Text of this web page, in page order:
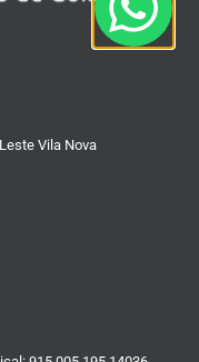
Vila Nova